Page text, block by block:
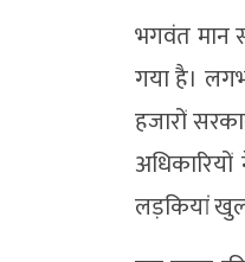
भगवंत मान
गया है।
हजारों
लड़कियां